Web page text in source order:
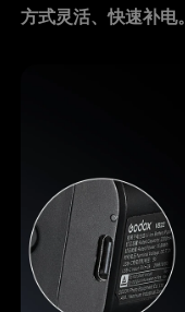
方式灵活、快速补电。